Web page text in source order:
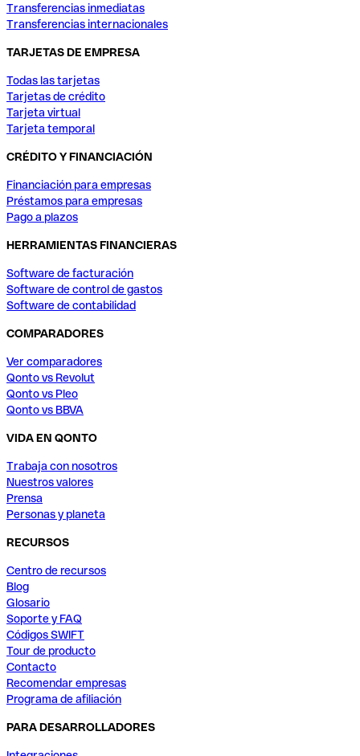
Transferencias inmediatas
Transferencias internacionales
TARJETAS DE EMPRESA
Todas las tarjetas
Tarjetas de crédito
Tarjeta virtual
Tarjeta temporal
CRÉDITO Y FINANCIACIÓN
Financiación para empresas
Préstamos para empresas
Pago a plazos
HERRAMIENTAS FINANCIERAS
Software de facturación
Software de control de gastos
Software de contabilidad
COMPARADORES
Ver comparadores
Qonto vs Revolut
Qonto vs Pleo
Qonto vs BBVA
VIDA EN QONTO
Trabaja con nosotros
Nuestros valores
Prensa
Personas y planeta
RECURSOS
Centro de recursos
Blog
Glosario
Soporte y FAQ
Códigos SWIFT
Tour de producto
Contacto
Recomendar empresas
Programa de afiliación
PARA DESARROLLADORES